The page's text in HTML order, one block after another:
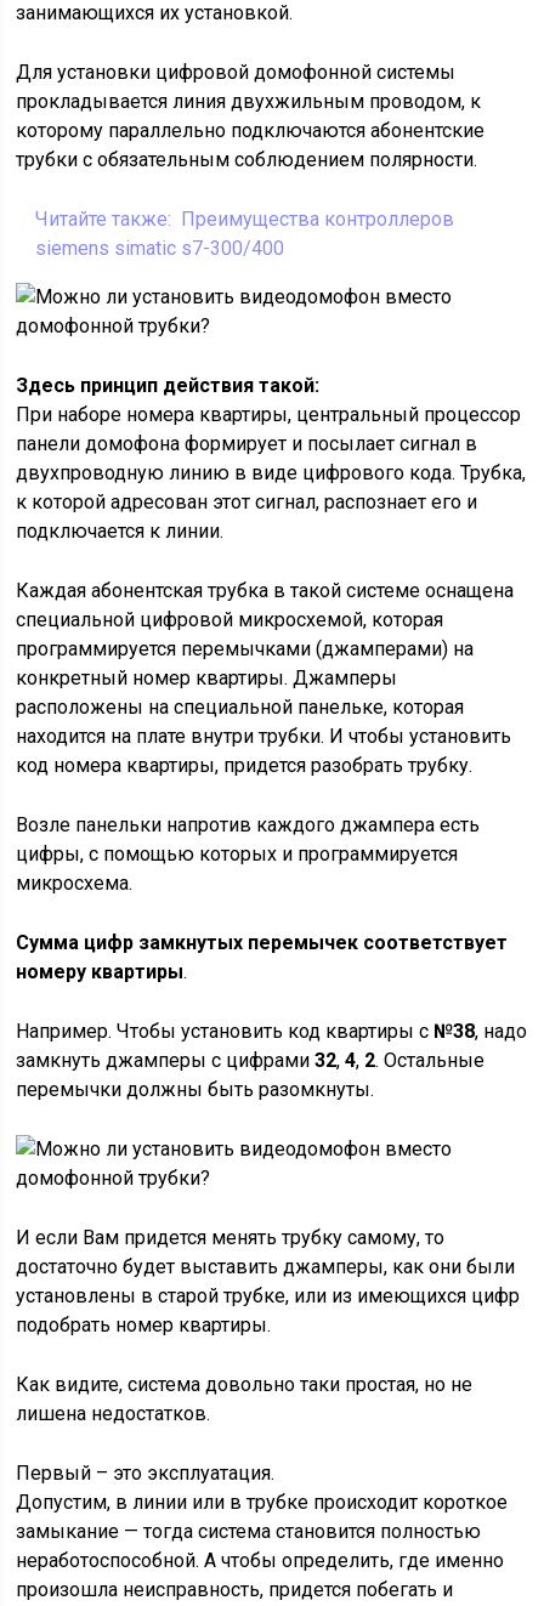
занимающихся их установкой.
Для установки цифровой домофонной системы
прокладывается линия двухжильным проводом, к
которому параллельно подключаются абонентские
трубки с обязательным соблюдением полярности.
Читайте также: Преимущества контроллеров
siemens simatic s7-300/400
Здесь принцип действия такой:
При наборе номера квартиры, центральный процессор
панели домофона формирует и посылает сигнал в
двухпроводную линию в виде цифрового кода. Трубка,
к которой адресован этот сигнал, распознает его и
подключается к линии.
Каждая абонентская трубка в такой системе оснащена
специальной цифровой микросхемой, которая
программируется перемычками (джамперами) на
конкретный номер квартиры. Джамперы
расположены на специальной панельке, которая
находится на плате внутри трубки. И чтобы установить
код номера квартиры, придется разобрать трубку.
Возле панельки напротив каждого джампера есть
цифры, с помощью которых и программируется
микросхема.
Сумма цифр замкнутых перемычек соответствует
номеру квартиры.
Например. Чтобы установить код квартиры с №38, надо
замкнуть джамперы с цифрами32,4, 2. Остальные
перемычки должны быть разомкнуты.
И если Вам придется менять трубку самому, то
достаточно будет выставить джамперы, как они были
установлены в старой трубке, или из имеющихся цифр
подобрать номер квартиры.
Как видите, система довольно таки простая, но не
лишена недостатков.
Первый – это эксплуатация.
Допустим, в линии или в трубке происходит короткое
замыкание — тогда система становится полностью
неработоспособной. А чтобы определить, где именно
произошла неисправность, придется побегать и